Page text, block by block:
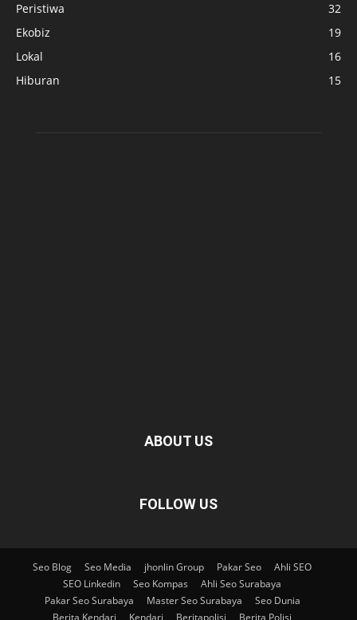
Peristiwa
32
Ekobiz
19
Lokal
16
Hiburan
15
ABOUT US
FOLLOW US
Seo Blog Seo Media jhonlin Group Pakar Seo
Ahli SEO
SEO Linkedin
Seo Kompas
Ahli Seo Surabaya
Pakar Seo Surabaya
Master Seo Surabaya
Seo Dunia